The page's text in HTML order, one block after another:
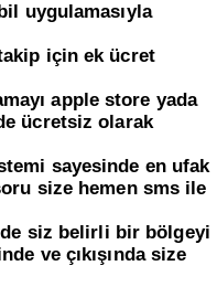
uygulamasıyla
için ek ücret
apple store yada
ücretsiz olarak
sayesinde en ufak
size hemen sms ile
siz belirli bir bölgeyi
ve çıkışında size